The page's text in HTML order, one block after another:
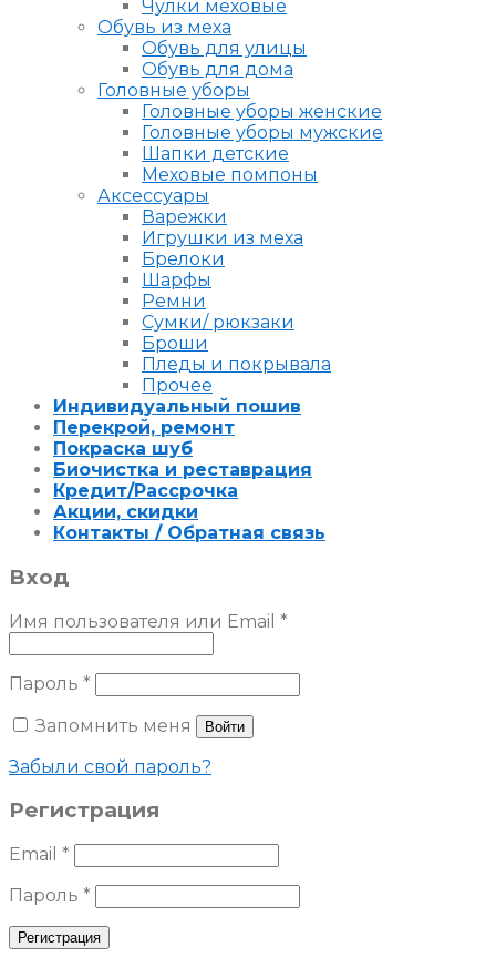
Чулки меховые
Обувь из меха
Обувь для улицы
Обувь для дома
Головные уборы
Головные уборы женские
Головные уборы мужские
Шапки детские
Меховые помпоны
Аксессуары
Варежки
Игрушки из меха
Брелоки
Шарфы
Ремни
Сумки/ рюкзаки
Броши
Пледы и покрывала
Прочее
Индивидуальный пошив
Перекрой, ремонт
Покраска шуб
Биочистка и реставрация
Кредит/Рассрочка
Акции, скидки
Контакты / Обратная связь
Вход
Имя пользователя или Email *
Пароль *
Запомнить меня
Войти
Забыли свой пароль?
Регистрация
Email *
Пароль *
Регистрация